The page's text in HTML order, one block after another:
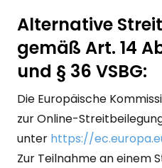
Alternative
gemäß Art. 14
und § 36 VSBG:
Die Europäische
zur Online-
unter https://
Zur Teilnahme an einem